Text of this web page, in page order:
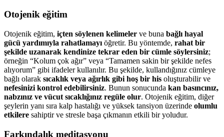
Otojenik eğitim
Otojenik eğitim, içten söylenen kelimeler ve buna bağlı hayal
gücü yardımıyla rahatlamayı öğretir. Bu yöntemde, rahat bir
şekilde uzanarak kendinize tekrar eden bir cümle söylersiniz;
örneğin “Kolum çok ağır” veya “Tamamen sakin bir şekilde nefes
alıyorum” gibi ifadeler kullanılır. Bu şekilde, kullandığınız cümleye
bağlı olarak sıcaklık veya ağırlık gibi hoş bir his oluşturabilir ve
nefesinizi kontrol edebilirsiniz. Bunun sonucunda kan basıncınız,
nabzınız ve vücut sıcaklığınız regüle olur. Otojenik eğitim, diğer
şeylerin yanı sıra kalp hastalığı ve yüksek tansiyon üzerinde olumlu
etkilere sahiptir ve stresle başa çıkmanın etkili bir yoludur.
Farkındalık meditasyonu